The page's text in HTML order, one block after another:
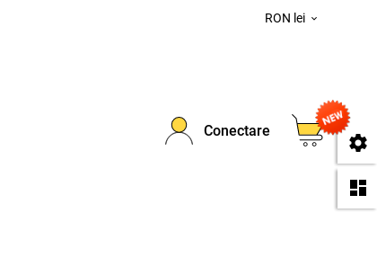
RON lei 
Conectare
0